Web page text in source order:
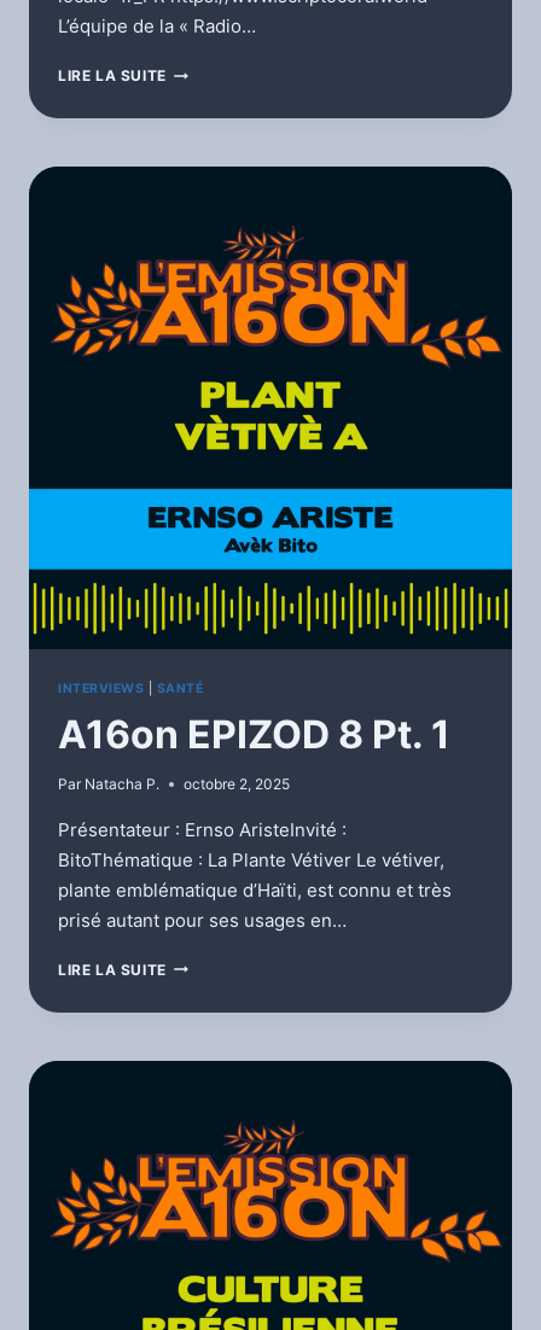
L’équipe de la « Radio…
LIRE LA SUITE GALERIE
DES
INTERVIEWS SANTÉ
A16on EPIZOD 8 Pt. 1
Par Natacha P. octobre 2, 2025
Présentateur : Ernso AristeInvité :
BitoThématique : La Plante Vétiver Le vétiver,
plante emblématique d’Haïti, est connu et très
prisé autant pour ses usages en…
LIRE LA SUITE A16ON
8
1